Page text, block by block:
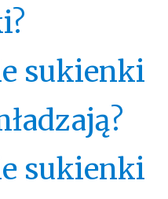
sukienki
sukienki